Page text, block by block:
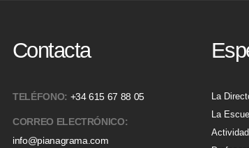
Contacta
TELÉFONO: +34 615 67 88 05
CORREO ELECTRÓNICO:
info@pianagrama.com
La
La